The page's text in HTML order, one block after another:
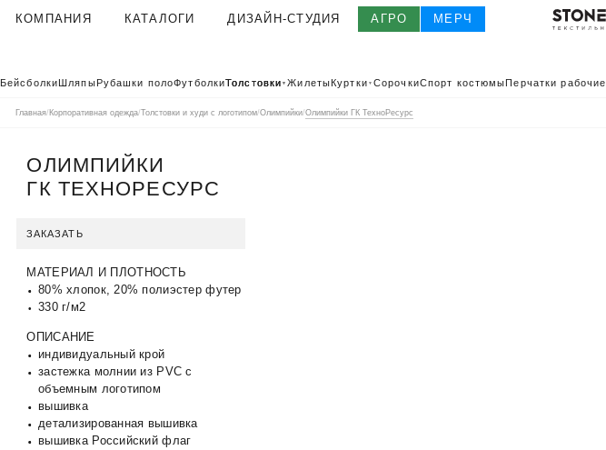
КОМПАНИЯ
О КОМПАНИИ
КЛИЕНТЫ
ОТЗЫВЫ
ГАРАНТИИ И КАЧЕСТВО
БЛОГ
КОНТАКТЫ
КАТАЛОГИ
КАТАЛОГ 2026
ДИЗАЙН-СТУДИЯ АГРО МЕРЧ
БейсболкиШляпыРубашки полоФутболкиТолстовки ▼ ЖилетыКуртки ▼ СорочкиСпорт костюмыПерчатки рабочие
Главная/ Корпоративная одежда/Толстовки и худи с логотипом/Олимпийки/Олимпийки ГК ТехноРесурс
ОЛИМПИЙКИ
ГК ТЕХНОРЕСУРС
ЗАКАЗАТЬ
МАТЕРИАЛ И ПЛОТНОСТЬ
80% хлопок, 20% полиэстер футер
330 г/м2
ОПИСАНИЕ
индивидуальный крой
застежка молнии из PVC c
объемным логотипом
вышивка
детализированная вышивка
вышивка Российский флаг